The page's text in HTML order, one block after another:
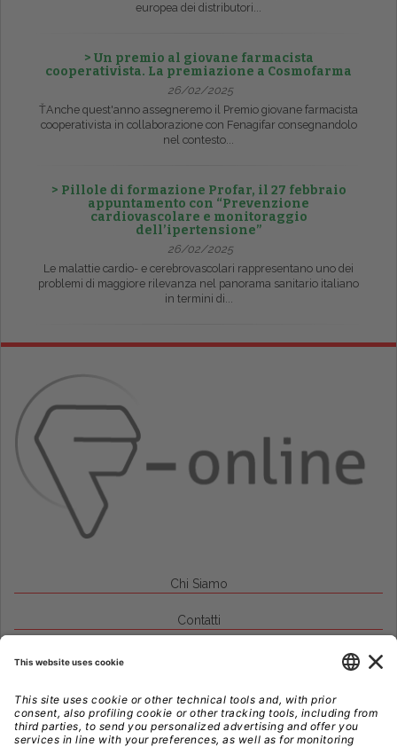
europea dei distributori...
> Un premio al giovane farmacista
cooperativista. La premiazione a Cosmofarma
26/02/2025
ŤAnche quest'anno assegneremo il Premio giovane farmacista
cooperativista in collaborazione con Fenagifar consegnandolo
nel contesto...
> Pillole di formazione Profar, il 27 febbraio
appuntamento con “Prevenzione
cardiovascolare e monitoraggio
dell’ipertensione”
26/02/2025
Le malattie cardio- e cerebrovascolari rappresentano uno dei
problemi di maggiore rilevanza nel panorama sanitario italiano
in termini di...
Chi Siamo
Contatti
Note Legali
Privacy